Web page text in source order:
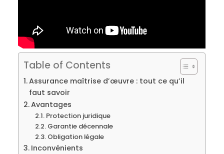
Table of Contents
Assurance maîtrise d’œuvre : tout ce qu’il
faut savoir
Avantages
Protection juridique
Garantie décennale
Obligation légale
Inconvénients